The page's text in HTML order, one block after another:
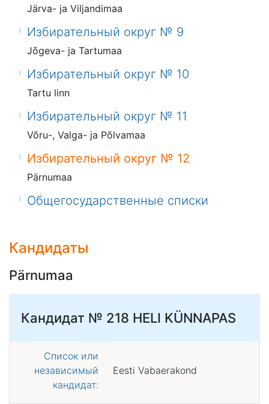
Järva- ja Viljandimaa
Избирательный округ № 9
Jõgeva- ja Tartumaa
Избирательный округ № 10
Tartu linn
Избирательный округ № 11
Võru-, Valga- ja Põlvamaa
Избирательный округ № 12
Pärnumaa
Общегосударственные списки
Кандидаты
Pärnumaa
Кандидат № 218 HELI KÜNNAPAS
Список или
независимый
кандидат:
Eesti Vabaerakond